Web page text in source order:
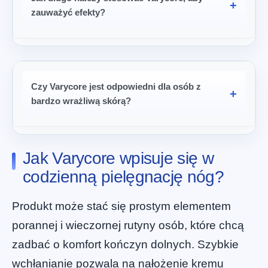
zauważyć efekty?
Czy Varycore jest odpowiedni dla osób z
bardzo wrażliwą skórą?
Jak Varycore wpisuje się w
codzienną pielęgnację nóg?
Produkt może stać się prostym elementem
porannej i wieczornej rutyny osób, które chcą
zadbać o komfort kończyn dolnych. Szybkie
wchłanianie pozwala na nałożenie kremu